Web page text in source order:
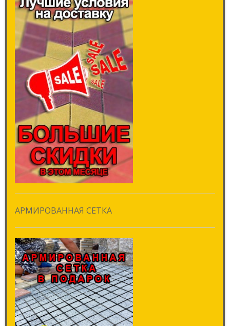
АРМИРОВАННАЯ СЕТКА